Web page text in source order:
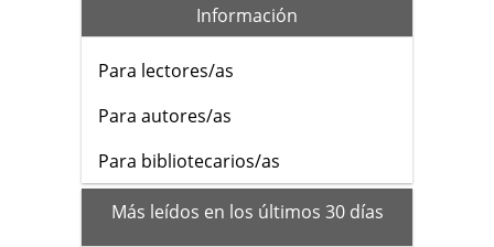
Información
Para lectores/as
Para autores/as
Para bibliotecarios/as
mas_vistos
Más leídos en los últimos 30 días